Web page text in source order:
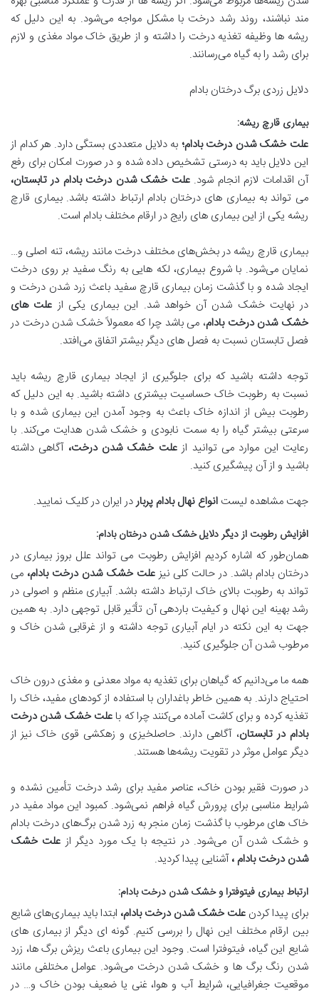
مند نباشند، روند رشد درخت با مشکل مواجه می‌شود. به این دلیل که
ریشه ‌ها وظیفه تغذیه درخت را داشته و از طریق خاک مواد مغذی و لازم
برای رشد را به گیاه می‌رسانند.
دلایل زردی برگ درختان بادام
بیماری قارچ ریشه:
علت خشک شدن درخت بادام؛ به‌ دلایل متعددی بستگی دارد. هر کدام از
این دلایل باید به درستی تشخیص داده شده و در صورت امکان برای رفع
آن اقدامات لازم انجام شود.علت خشک شدن درخت بادام در تابستان،
می ‌تواند به بیماری ‌های درختان بادام ارتباط داشته باشد. بیماری قارچ
ریشه یکی از این بیماری‌ های رایج در ارقام مختلف بادام است.
بیماری قارچ ریشه در بخش‌های مختلف درخت مانند ریشه، تنه اصلی و…
نمایان می‌شود. با شروع بیماری، لکه‌ هایی به رنگ سفید بر روی درخت
ایجاد شده و با گذشت زمان بیماری قارچ سفید باعث زرد شدن درخت و
در نهایت خشک شدن آن خواهد شد. این بیماری یکی از علت های
خشک شدن درخت بادام، می باشد چرا که معمولاً خشک شدن درخت در
فصل تابستان نسبت به فصل‌ های دیگر بیشتر اتفاق می‌افتد.
توجه داشته باشید که برای جلوگیری از ایجاد بیماری قارچ ریشه باید
نسبت به رطوبت خاک حساسیت بیشتری داشته باشید. به این دلیل که
رطوبت بیش از اندازه خاک باعث به وجود آمدن این بیماری شده و با
سرعتی بیشتر گیاه را به سمت نابودی و خشک شدن هدایت می‌کند. با
رعایت این موارد می توانید ازعلت خشک شدن درخت، آگاهی داشته
باشید و از آن پیشگیری کنید.
جهت مشاهده لیست انواع نهال بادام پرباردر ایران در کلیک نمایید.
افزایش رطوبت از دیگر دلایل خشک شدن درختان بادام:
همان‌طور که اشاره کردیم افزایش رطوبت می‌ تواند علل بروز بیماری در
درختان بادام باشد. در حالت کلی نیزعلت خشک شدن درخت بادام، می
‌تواند به رطوبت بالای خاک ارتباط داشته باشد. آبیاری منظم و اصولی در
رشد بهینه این نهال و کیفیت باردهی آن تأثیر قابل توجهی دارد. به همین
جهت به این نکته در ایام آبیاری توجه داشته و از غرقابی شدن خاک و
مرطوب شدن آن جلوگیری کنید.
همه ما می‌دانیم که گیاهان برای تغذیه به مواد معدنی و مغذی درون خاک
احتیاج دارند. به همین خاطر باغداران با استفاده از کودهای مفید، خاک را
تغذیه کرده و برای کاشت آماده می‌کنند چرا که باعلت خشک شدن درخت
بادام در تابستان، آگاهی دارند. حاصلخیزی و زهکشی قوی خاک نیز از
دیگر عوامل موثر در تقویت ریشه‌ها هستند.
در صورت فقیر بودن خاک، عناصر مفید برای رشد درخت تأمین نشده و
شرایط مناسبی برای پرورش گیاه فراهم نمی‌شود. کمبود این مواد مفید در
خاک ‌های مرطوب با گذشت زمان منجر به زرد شدن برگ‌های درخت بادام
و خشک شدن آن می‌شود. در نتیجه با یک مورد دیگر از علت خشک
شدن درخت بادام ،آشنایی پیدا کردید.
ارتباط بیماری فیتوفترا و خشک شدن درخت بادام:
برای پیدا کردن علت خشک شدن درخت بادام، ابتدا باید بیماری‌های شایع
بین ارقام مختلف این نهال را بررسی کنیم. گونه ای دیگر از بیماری ‌های
شایع این گیاه، فیتوفترا است. وجود این بیماری باعث ریزش برگ‌ ها، زرد
شدن رنگ برگ‌ ها و خشک شدن درخت می‌شود. عوامل مختلفی مانند
موقعیت جغرافیایی، شرایط آب و هوا، غنی یا ضعیف بودن خاک و… در